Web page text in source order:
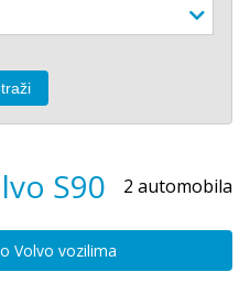
S90 2 automobila
Volvo vozilima